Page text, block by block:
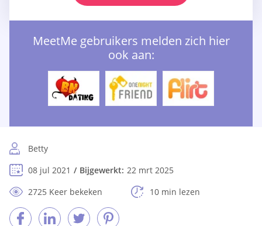
MeetMe gebruikers melden zich hier
ook aan:
Betty
08 jul 2021
Bijgewerkt: 22 mrt 2025
2725 Keer bekeken
10 min lezen